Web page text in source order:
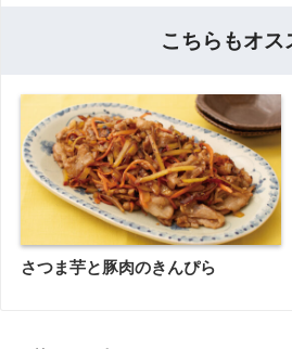
こちらもオス
さつま芋と豚肉のきんぴら